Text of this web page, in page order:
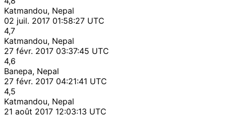
Katmandou, Nepal
02 juil. 2017 01:58:27 UTC
4,7
Katmandou, Nepal
27 févr. 2017 03:37:45 UTC
4,6
Banepa, Nepal
27 févr. 2017 04:21:41 UTC
4,5
Katmandou, Nepal
21 août 2017 12:03:13 UTC